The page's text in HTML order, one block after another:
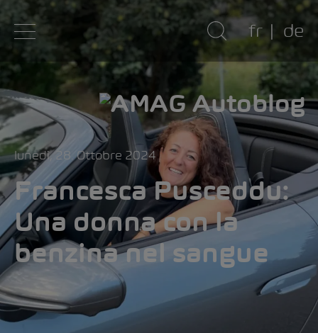
fr de
lunedì, 28. Ottobre 2024
Francesca Pusceddu:
Una donna con la
benzina nel sangue